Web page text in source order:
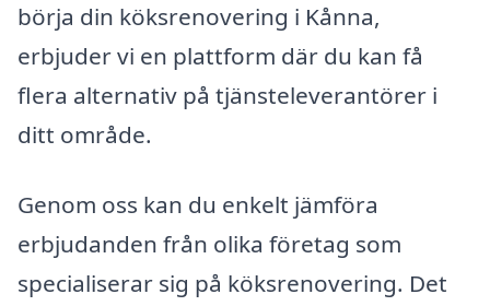
börja din köksrenovering i Kånna,
erbjuder vi en plattform där du kan få
flera alternativ på tjänsteleverantörer i
ditt område.
Genom oss kan du enkelt jämföra
erbjudanden från olika företag som
specialiserar sig på köksrenovering. Det